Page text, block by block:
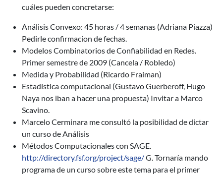
cuáles pueden concretarse:
Análisis Convexo: 45 horas / 4 semanas (Adriana Piazza)
Pedirle confirmacion de fechas.
Modelos Combinatorios de Confiabilidad en Redes.
Primer semestre de 2009 (Cancela / Robledo)
Medida y Probabilidad (Ricardo Fraiman)
Estadística computacional (Gustavo Guerberoff, Hugo
Naya nos iban a hacer una propuesta) Invitar a Marco
Scavino.
Marcelo Cerminara me consultó la posibilidad de dictar
un curso de Análisis
Métodos Computacionales con SAGE.
http://directory.fsf.org/project/sage/G. Tornaría mando
programa de un curso sobre este tema para el primer